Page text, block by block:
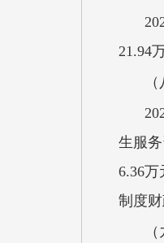
21.94
生服
6.36
制度